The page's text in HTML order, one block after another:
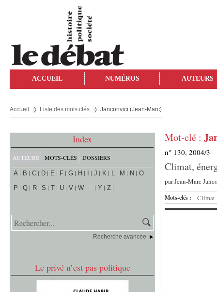
ACCUEIL NUMÉROS AUTEURS
Accueil Liste des mots clés Janconvici (Jean-Marc)
Index
AUTEURS MOTS-CLÉS DOSSIERS
A B C D E F G H J K L M N
O
P
Q R S T U V W Y Z
Recherche avancée
Le privé n’est pas politique
Mot-clé :
n° 130, 2004/3
Climat,
parJean-Marc
Mots-clés : Climat